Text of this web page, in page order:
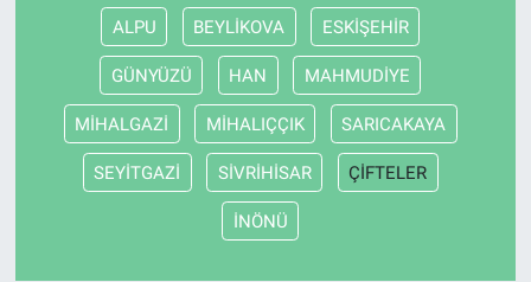
ALPU BEYLİKOVA ESKİŞEHİR
GÜNYÜZÜ HAN MAHMUDİYE
MİHALGAZİ MİHALIÇÇIK SARICAKAYA
SEYİTGAZİ SİVRİHİSAR ÇİFTELER
İNÖNÜ